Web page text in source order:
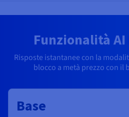
Funzionalità
Risposte istantanee con la
blocco a metà prezzo con il
Base